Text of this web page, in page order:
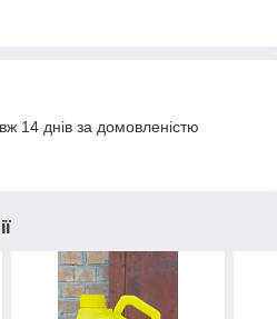
14 днів за домовленістю